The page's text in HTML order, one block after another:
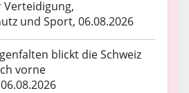
und Sport, 06.08.2026
blickt die Schweiz
vorne